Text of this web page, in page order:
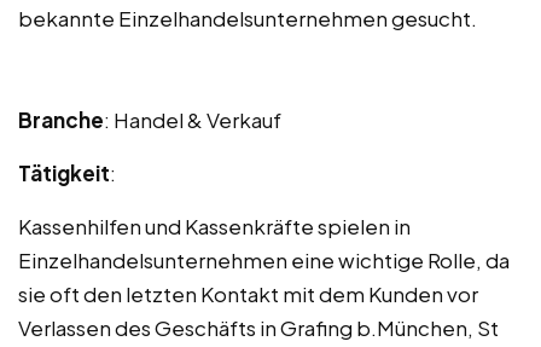
bekannte Einzelhandelsunternehmen gesucht.
Branche: Handel & Verkauf
Tätigkeit:
Kassenhilfen und Kassenkräfte spielen in
Einzelhandelsunternehmen eine wichtige Rolle, da
sie oft den letzten Kontakt mit dem Kunden vor
Verlassen des Geschäfts in Grafing b.München, St